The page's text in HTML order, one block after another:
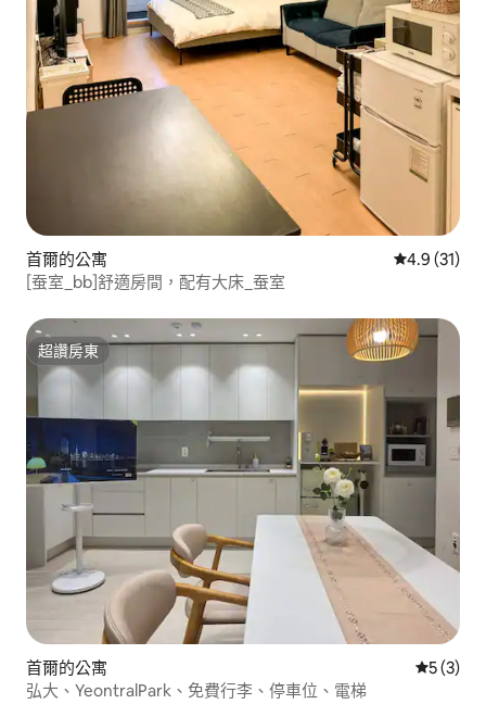
首爾的公寓 從 31 則評
4.9 (31)
[蚕室_bb]舒適房間，配有大床_蚕室
超讚房東
超讚房東
首爾的公寓 從 3 則評
5 (3)
弘大、YeontralPark、免費行李、停車位、電梯